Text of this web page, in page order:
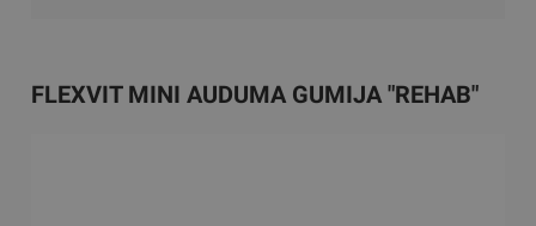
FLEXVIT MINI AUDUMA GUMIJA "REHAB"